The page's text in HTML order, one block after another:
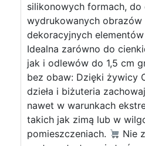
silikonowych formach, do
wydrukowanych
dekoracyjnych
Idealna zarówno do
jak i odlewów do 1,5 cm
bez obaw: Dzięki żywicy
dzieła i biżuteria
nawet w warunkach
takich jak zimą lub w
pomieszczeniach.
Nie